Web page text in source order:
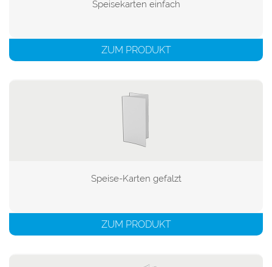
Speisekarten einfach
ZUM PRODUKT
Speise-Karten gefalzt
ZUM PRODUKT